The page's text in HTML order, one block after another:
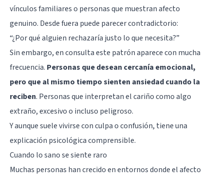
vínculos familiares o personas que muestran afecto
genuino. Desde fuera puede parecer contradictorio:
“¿Por qué alguien rechazaría justo lo que necesita?”
Sin embargo, en consulta este patrón aparece con mucha
frecuencia. Personas que desean cercanía emocional,
pero que al mismo tiempo sienten ansiedadcuando la
reciben. Personas que interpretan el cariño como algo
extraño, excesivo o incluso peligroso.
Y aunque suele vivirse con culpa o confusión, tiene una
explicación psicológica comprensible.
Cuando lo sano se siente raro
Muchas personas han crecido en entornos donde el afecto